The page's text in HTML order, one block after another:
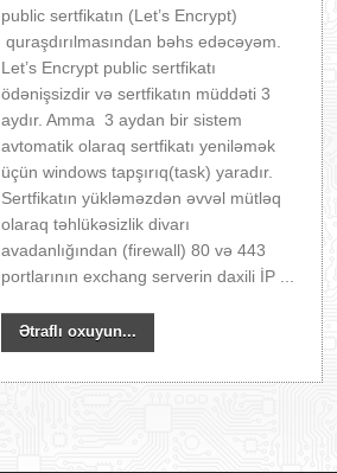
public sertfikatın (Let’s Encrypt)
quraşdırılmasından bəhs edəcəyəm.
Let’s Encrypt public sertfikatı
ödənişsizdir və sertfikatın müddəti 3
aydır. Amma 3 aydan bir sistem
avtomatik olaraq sertfikatı yeniləmək
üçün windows tapşırıq(task) yaradır.
Sertfikatın yükləməzdən əvvəl mütləq
olaraq təhlükəsizlik divarı
avadanlığından (firewall) 80 və 443
portlarının exchang serverin daxili İP ...
Ətraflı oxuyun...